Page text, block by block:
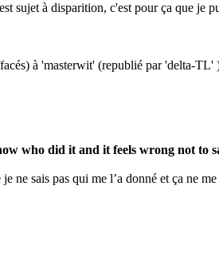
sujet à disparition, c'est pour ça que je
à 'masterwit' (republié par 'delta-TL'
who did it and it feels wrong not to
ne sais pas qui me l’a donné et ça ne